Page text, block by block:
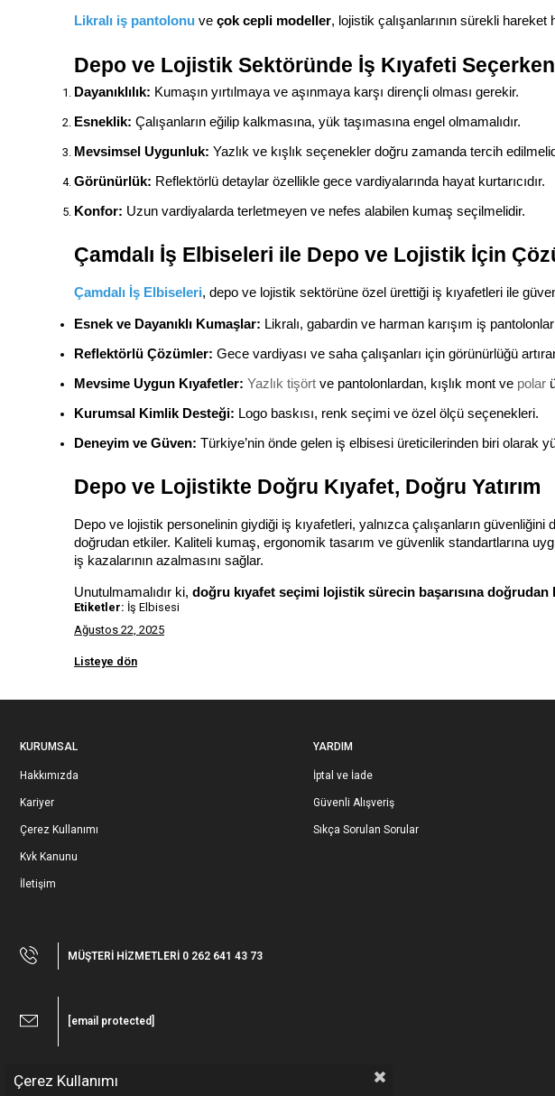
Likralı iş pantolonu ve çok cepli modeller, lojistik çalışanlarının sürekli hareket
Depo ve Lojistik Sektöründe İş Kıyafeti
Dayanıklılık: Kumaşın yırtılmaya ve aşınmaya karşı dirençli olması gerekir.
Esneklik: Çalışanların eğilip kalkmasına, yük taşımasına engel olmamalıdır.
Mevsimsel Uygunluk: Yazlık ve kışlık seçenekler doğru zamanda tercih
Görünürlük: Reflektörlü detaylar özellikle gece vardiyalarında hayat kurtarıcıdır.
Konfor: Uzun vardiyalarda terletmeyen ve nefes alabilen kumaş seçilmelidir.
Çamdalı İş Elbiseleri ile Depo ve Lojistik İçin
Çamdalı İş Elbiseleri, depo ve lojistik sektörüne özel ürettiği iş kıyafetleri ile
Esnek ve Dayanıklı Kumaşlar: Likralı, gabardin ve harman karışım iş
Reflektörlü Çözümler: Gece vardiyası ve saha çalışanları için görünürlüğü
Mevsime Uygun Kıyafetler: Yazlık tişört ve pantolonlardan, kışlık mont ve polar
Kurumsal Kimlik Desteği: Logo baskısı, renk seçimi ve özel ölçü seçenekleri.
Deneyim ve Güven: Türkiye’nin önde gelen iş elbisesi üreticilerinden biri olarak
Depo ve Lojistikte Doğru Kıyafet, Doğru Yatırım
Depo ve lojistik personelinin giydiği iş kıyafetleri, yalnızca çalışanların
doğrudan etkiler. Kaliteli kumaş, ergonomik tasarım ve güvenlik standartlarına
iş kazalarının azalmasını sağlar.
Unutulmamalıdır ki, doğru kıyafet seçimi lojistik sürecin başarısına doğrudan
Etiketler: İş Elbisesi
Ağustos 22, 2025
Listeye dön
KURUMSAL
Hakkımızda
Kariyer
Çerez Kullanımı
Kvk Kanunu
İletişim
YARDIM
İptal ve İade
Güvenli Alışveriş
Sıkça Sorulan Sorular
MÜŞTERİ HİZMETLERİ 0 262 641 43 73
[email protected]
Çerez Kullanımı